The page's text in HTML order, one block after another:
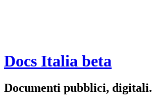
Docs Italia beta
Documenti pubblici, digitali.